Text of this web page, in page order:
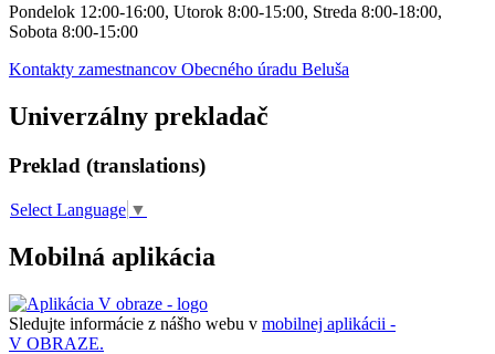
Pondelok 12:00-16:00, Utorok 8:00-15:00, Streda 8:00-18:00,
Sobota 8:00-15:00
Kontakty zamestnancov Obecného úradu Beluša
Univerzálny prekladač
Preklad (translations)
Select Language ▼
Mobilná aplikácia
Sledujte informácie z nášho webu v mobilnej aplikácii -
V OBRAZE.